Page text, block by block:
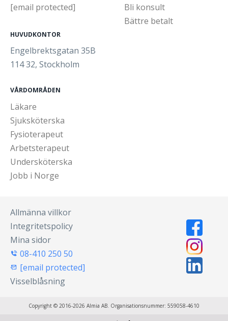
[email protected]
HUVUDKONTOR
Engelbrektsgatan 35B
114 32, Stockholm
Bli konsult
Bättre betalt
VÅRDOMRÅDEN
Läkare
Sjuksköterska
Fysioterapeut
Arbetsterapeut
Undersköterska
Jobb i Norge
Allmänna villkor
Integritetspolicy
Mina sidor
08-410 250 50
[email protected]
Visselblåsning
Copyright © 2016-2026 Almia AB. Organisationsnummer: 559058-4610